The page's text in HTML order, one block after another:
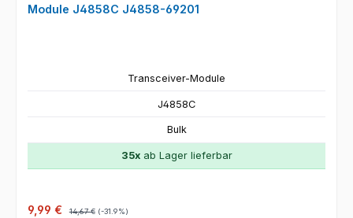
Module J4858C J4858-69201
Transceiver-Module
J4858C
Bulk
35xab Lager lieferbar
Verkaufspreis:
9,99 € Regulärer Preis:
14,67 € (-31.9%)